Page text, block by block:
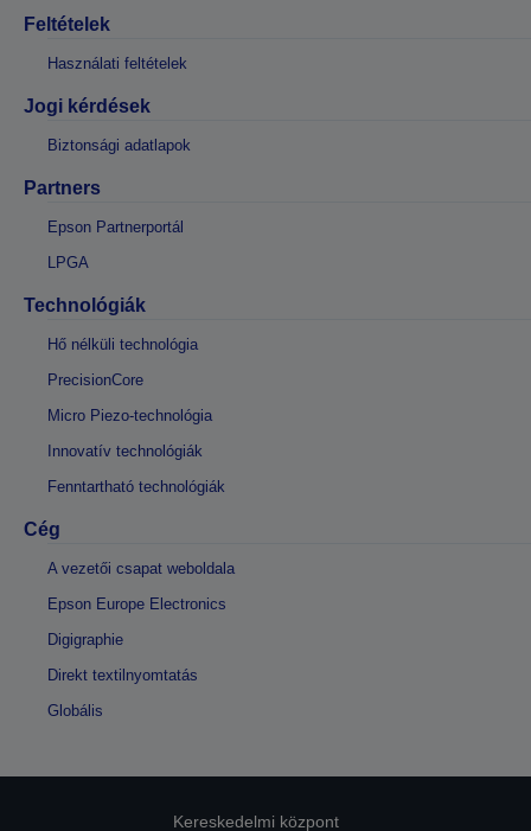
Feltételek
Használati feltételek
Jogi kérdések
Biztonsági adatlapok
Partners
Epson Partnerportál
LPGA
Technológiák
Hő nélküli technológia
PrecisionCore
Micro Piezo-technológia
Innovatív technológiák
Fenntartható technológiák
Cég
A vezetői csapat weboldala
Epson Europe Electronics
Digigraphie
Direkt textilnyomtatás
Globális
Kereskedelmi központ